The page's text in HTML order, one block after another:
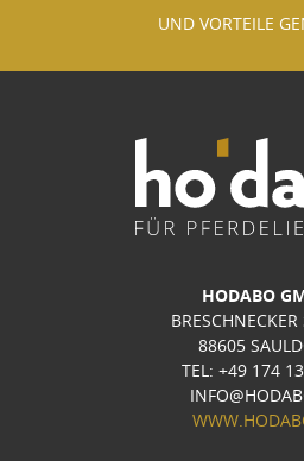
UND VORTEILE
HODABO
88605
TEL: +49 174